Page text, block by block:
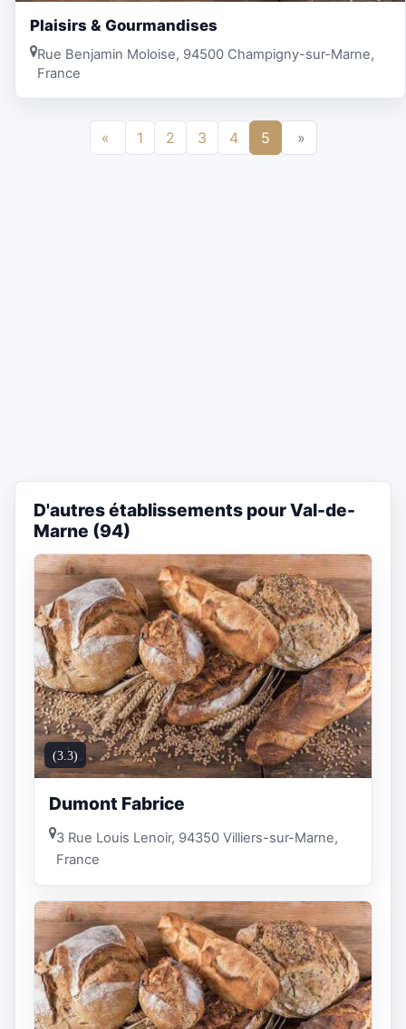
Plaisirs & Gourmandises
Rue Benjamin Moloise, 94500 Champigny-sur-Marne,
France
« 1 2 3 4 5 »
D'autres établissements pour Val-de-
Marne (94)
(3.3)
Dumont Fabrice
3 Rue Louis Lenoir, 94350 Villiers-sur-Marne,
France